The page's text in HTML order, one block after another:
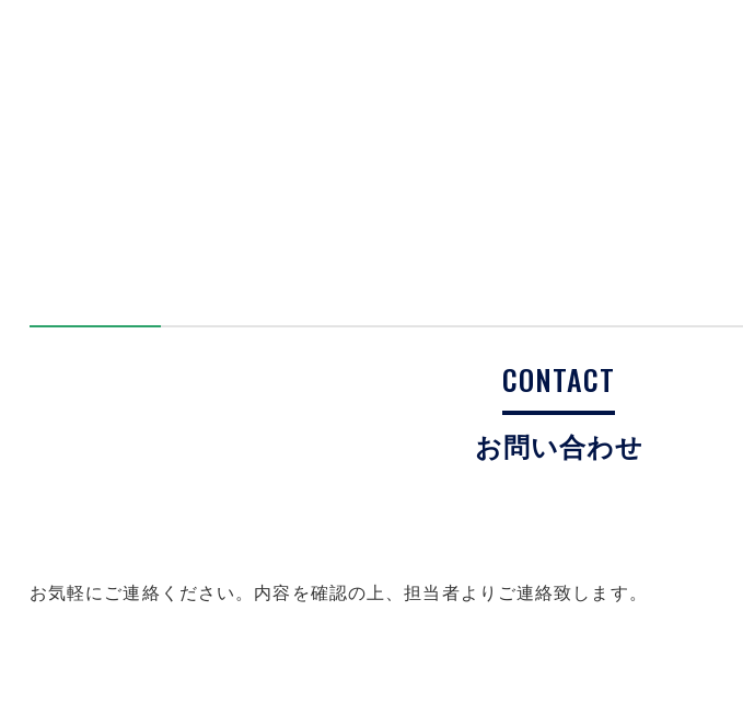
CONTACT
お問い合わせ
お気軽にご連絡ください。内容を確認の上、担当者よりご連絡致します。